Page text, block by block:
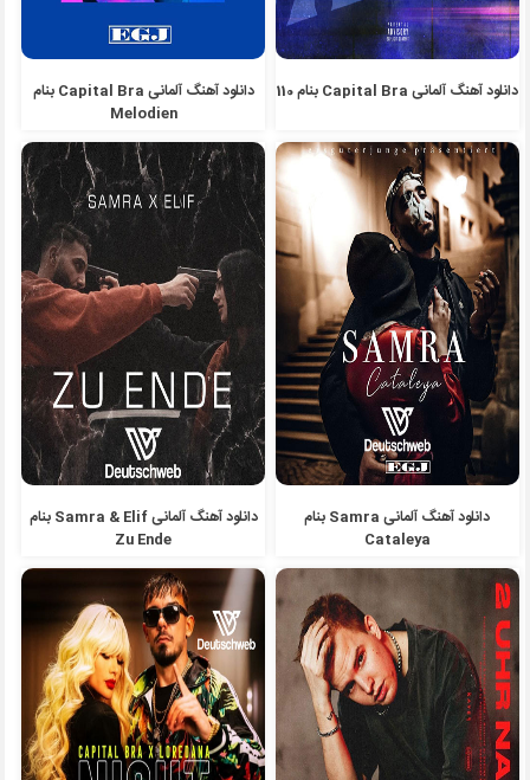
دانلود آهنگ آلمانی Capital Bra بنام 110
دانلود آهنگ آلمانی Capital Bra بنام
Melodien
دانلود آهنگ آلمانی Samra بنام
Cataleya
دانلود آهنگ آلمانی Samra & Elif بنام
Zu Ende